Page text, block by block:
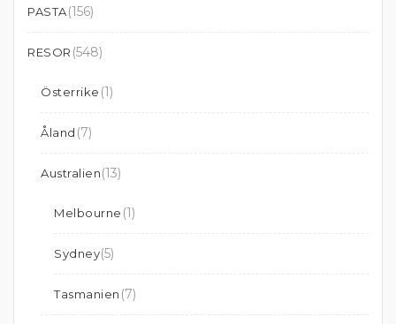
PASTA(156)
RESOR (548)
Österrike (1)
Åland (7)
Australien(13)
Melbourne (1)
Sydney(5)
Tasmanien (7)